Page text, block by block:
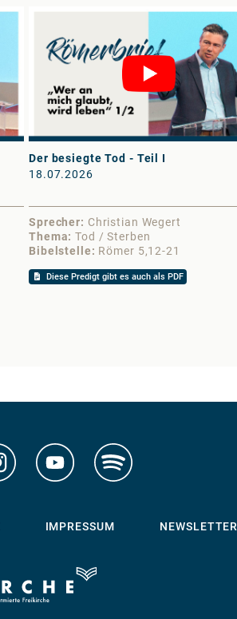
Der besiegte Tod - Teil I
18.07.2026
Sprecher
Christian Wegert
Thema
Tod / Sterben
Bibelstelle
Römer 5,12-21
Diese Predigt gibt es auch als PDF
IMPRESSUM NEWSLETTER